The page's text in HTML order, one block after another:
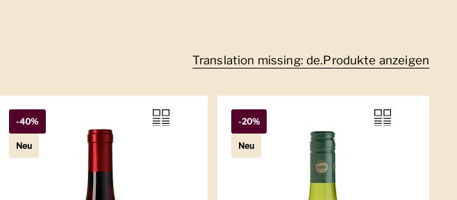
Translation missing: de.Produkte anzeigen
-40%
Neu
-20%
Neu